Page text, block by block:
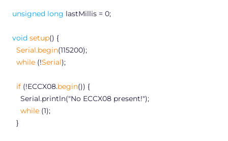
unsigned long lastMillis = 0;
void setup() {
Serial.begin(115200);
while (!Serial);
if (!ECCX08.begin()) {
Serial.println("No ECCX08 present!");
while (1);
}